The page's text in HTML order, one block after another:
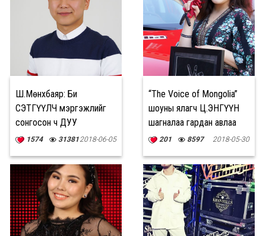
Ш.Мөнхбаяр: Би
СЭТГҮҮЛЧ мэргэжлийг
сонгосон ч ДУУ
ХӨГЖМӨӨ ХЭЗЭЭ Ч
1574 313812018-06-05
“The Voice of Mongolia”
шоуны ялагч Ц.ЭНГҮҮН
шагналаа гардан авлаа
201 8597 2018-05-30